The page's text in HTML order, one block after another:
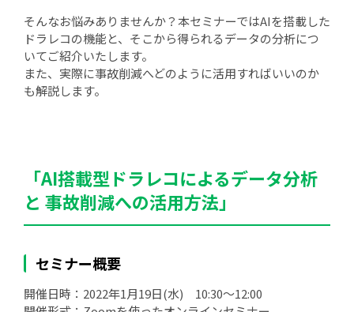
そんなお悩みありませんか？本セミナーではAIを搭載した
ドラレコの機能と、そこから得られるデータの分析につ
いてご紹介いたします。
また、実際に事故削減へどのように活用すればいいのか
も解説します。
「AI搭載型ドラレコによるデータ分析
と 事故削減への活用方法」
セミナー概要
開催日時：2022年1月19日(水) 10:30～12:00